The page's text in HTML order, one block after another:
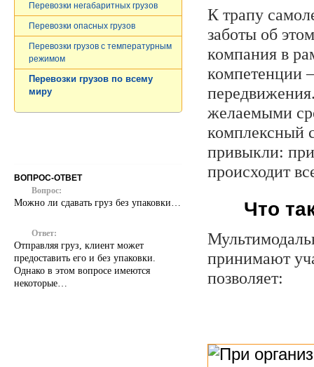
К трапу
заботы об
компания в
компетенции
желаемыми
комплексный
привыкли:
происходит
Что
принимают
позволяет:
Перевозки негабаритных грузов
Перевозки опасных грузов
Перевозки грузов c температурным
режимом
Перевозки грузов по всему
миру
ВОПРОС-ОТВЕТ
Вопрос:
Можно ли сдавать груз без упаковки…
Ответ:
Отправляя груз, клиент может
предоставить его и без упаковки.
Однако в этом вопросе имеются
некоторые…